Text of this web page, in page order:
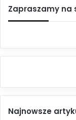
Zapraszamy na
Najnowsze